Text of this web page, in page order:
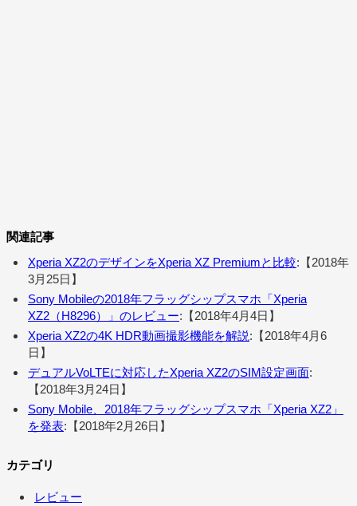
関連記事
Xperia XZ2のデザインをXperia XZ Premiumと比較:【2018年
3月25日】
Sony Mobileの2018年フラッグシップスマホ「Xperia
XZ2（H8296）」のレビュー:【2018年4月4日】
Xperia XZ2の4K HDR動画撮影機能を解説:【2018年4月6
日】
デュアルVoLTEに対応したXperia XZ2のSIM設定画面:
【2018年3月24日】
Sony Mobile、2018年フラッグシップスマホ「Xperia XZ2」
を発表:【2018年2月26日】
カテゴリ
レビュー